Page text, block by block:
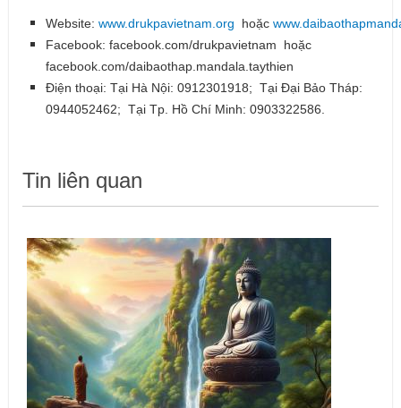
Website: www.drukpavietnam.org hoặc
Facebook: facebook.com/drukpavietnam hoặc
facebook.com/daibaothap.mandala.taythien
Điện thoại: Tại Hà Nội: 0912301918; Tại Đại Bảo Tháp:
0944052462; Tại Tp. Hồ Chí Minh: 0903322586.
Tin liên quan